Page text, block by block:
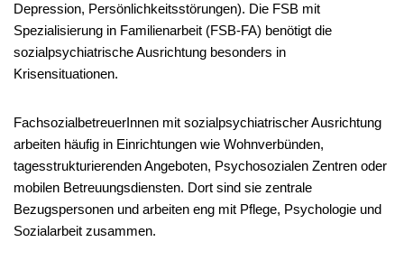
Depression, Persönlichkeitsstörungen). Die FSB mit
Spezialisierung in Familienarbeit (FSB-FA) benötigt die
sozialpsychiatrische Ausrichtung besonders in
Krisensituationen.
FachsozialbetreuerInnen mit sozialpsychiatrischer Ausrichtung
arbeiten häufig in Einrichtungen wie Wohnverbünden,
tagesstrukturierenden Angeboten, Psychosozialen Zentren oder
mobilen Betreuungsdiensten. Dort sind sie zentrale
Bezugspersonen und arbeiten eng mit Pflege, Psychologie und
Sozialarbeit zusammen.